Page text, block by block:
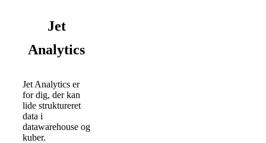
Jet
Analytics
Jet Analytics er
for dig, der kan
lide struktureret
data i
datawarehouse og
kuber.